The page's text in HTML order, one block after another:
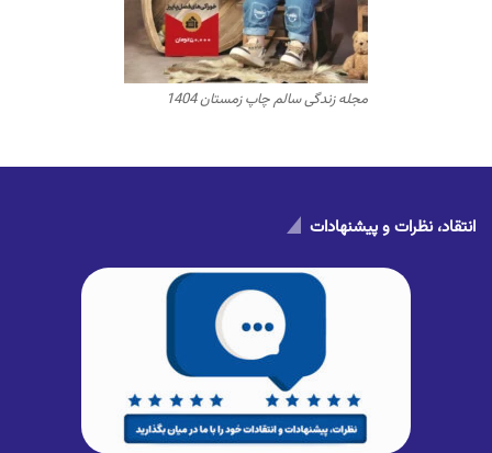
مجله زندگی سالم چاپ زمستان 1404
انتقاد، نظرات و پیشنهادات